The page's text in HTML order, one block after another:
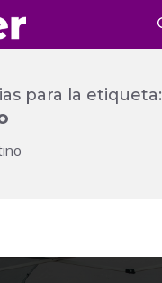
para la etiqueta: